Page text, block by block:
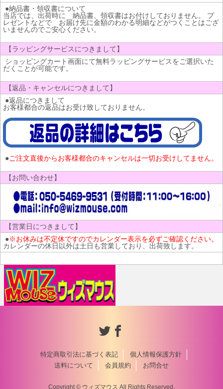
●納品書・領収書について
当店では、出荷時に 納品書、領収書はお付けしておりません。 プ
レゼントなどで お届け先に金額のわかる明細などがつくことはござ
いませんのでご安心ください。
【ラッピングサービスにつきまして】
ショッピングカート画面にて無料ラッピングサービスをご選択いた
だくことが可能です。
【返品・キャンセルにつきまして】
●返品につきまして
お客様都合の返品はお受け致しておりません。
●ご注文直後からお客様都合のキャンセルは一切お受けしてません。
【お問い合わせ】
【営業日につきまして】
●※お休みは不定休ですのでカレンダー表示を必ずご確認ください。
カレンダーの休日以外は土日も営業しており、出荷致します。
特定商取引法に基づく表記
個人情報保護方針
送料について
会員規約 お問合せ
Copyright © ウィズマウス All Rights Reserved.